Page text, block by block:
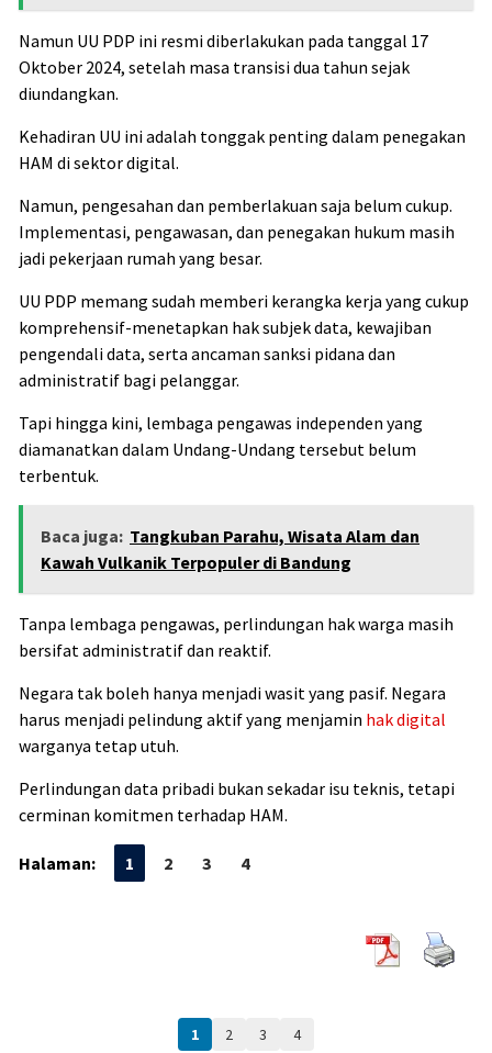
Namun UU PDP ini resmi diberlakukan pada tanggal 17
Oktober 2024, setelah masa transisi dua tahun sejak
diundangkan.
Kehadiran UU ini adalah tonggak penting dalam penegakan
HAM di sektor digital.
Namun, pengesahan dan pemberlakuan saja belum cukup.
Implementasi, pengawasan, dan penegakan hukum masih
jadi pekerjaan rumah yang besar.
UU PDP memang sudah memberi kerangka kerja yang cukup
komprehensif-menetapkan hak subjek data, kewajiban
pengendali data, serta ancaman sanksi pidana dan
administratif bagi pelanggar.
Tapi hingga kini, lembaga pengawas independen yang
diamanatkan dalam Undang-Undang tersebut belum
terbentuk.
Baca juga: Tangkuban Parahu, Wisata Alam dan
Kawah Vulkanik Terpopuler di Bandung
Tanpa lembaga pengawas, perlindungan hak warga masih
bersifat administratif dan reaktif.
Negara tak boleh hanya menjadi wasit yang pasif. Negara
harus menjadi pelindung aktif yang menjamin hak digital
warganya tetap utuh.
Perlindungan data pribadi bukan sekadar isu teknis, tetapi
cerminan komitmen terhadap HAM.
Halaman: 1 2 3 4
1 2 3 4